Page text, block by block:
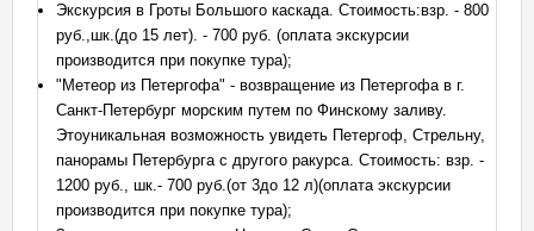
Экскурсия в Гроты Большого каскада. Стоимость:взр. - 800
руб.,шк.(до 15 лет). - 700 руб. (оплата экскурсии
производится при покупке тура);
"Метеор из Петергофа" - возвращение из Петергофа в г.
Санкт-Петербург морским путем по Финскому заливу.
Этоуникальная возможность увидеть Петергоф, Стрельну,
панорамы Петербурга с другого ракурса. Стоимость: взр. -
1200 руб., шк.- 700 руб.(от 3до 12 л)(оплата экскурсии
производится при покупке тура);